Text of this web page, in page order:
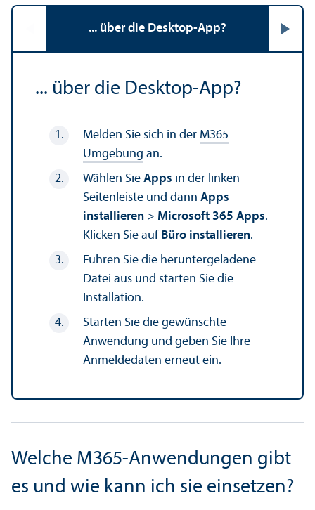
... über die Desktop-App?
... über die Desktop-App?
Melden Sie sich in der M365
Umgebung an.
Wählen Sie Apps in der linken
Seitenleiste und dann Apps
installieren > Microsoft 365 Apps.
Klicken Sie auf Büro installieren.
Führen Sie die her­unter­geladene
Datei aus und starten Sie die
Installation.
Starten Sie die gewünschte
Anwendung und geben Sie Ihre
Anmeldedaten erneut ein.
Welche M365-Anwendungen gibt
es und wie kann ich sie einsetzen?